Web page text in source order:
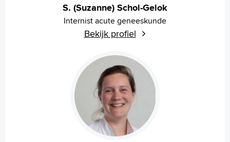
S. (Suzanne) Schol-Gelok
Internist acute geneeskunde
Bekijk profiel